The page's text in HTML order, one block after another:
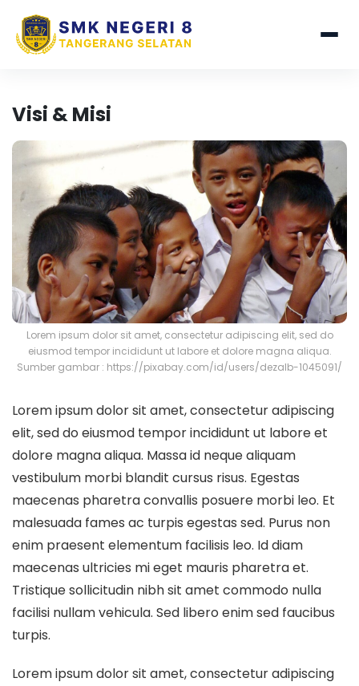
Visi & Misi
Lorem ipsum dolor sit amet, consectetur adipiscing elit, sed do
eiusmod tempor incididunt ut labore et dolore magna aliqua.
Sumber gambar : https://pixabay.com/id/users/dezalb-1045091/
Lorem ipsum dolor sit amet, consectetur adipiscing
elit, sed do eiusmod tempor incididunt ut labore et
dolore magna aliqua. Massa id neque aliquam
vestibulum morbi blandit cursus risus. Egestas
maecenas pharetra convallis posuere morbi leo. Et
malesuada fames ac turpis egestas sed. Purus non
enim praesent elementum facilisis leo. Id diam
maecenas ultricies mi eget mauris pharetra et.
Tristique sollicitudin nibh sit amet commodo nulla
facilisi nullam vehicula. Sed libero enim sed faucibus
turpis.
Lorem ipsum dolor sit amet, consectetur adipiscing